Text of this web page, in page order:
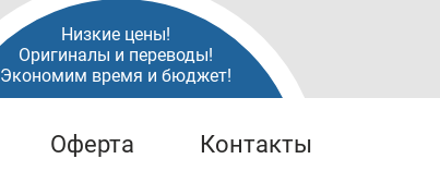
Низкие цены!
Оригиналы и переводы!
Экономим время и бюджет!
Оферта Контакты